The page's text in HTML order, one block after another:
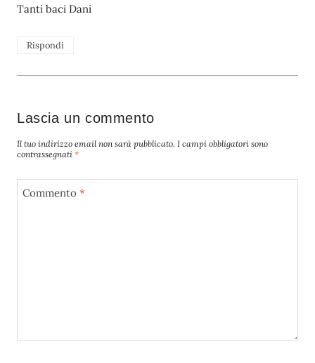
Tanti baci Dani
Rispondi
Lascia un commento
Il tuo indirizzo email non sarà pubblicato. I campi obbligatori sono
contrassegnati *
Commento *